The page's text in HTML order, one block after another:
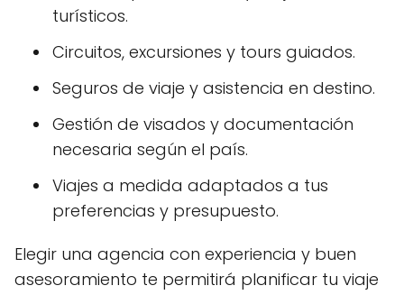
turísticos.
Circuitos, excursiones y tours guiados.
Seguros de viaje y asistencia en destino.
Gestión de visados y documentación
necesaria según el país.
Viajes a medida adaptados a tus
preferencias y presupuesto.
Elegir una agencia con experiencia y buen
asesoramiento te permitirá planificar tu viaje